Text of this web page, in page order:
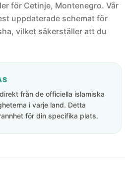
för Cetinje, Montenegro. Vår
uppdaterade schemat för
vilket säkerställer att du
från de officiella islamiska
i varje land. Detta
för din specifika plats.